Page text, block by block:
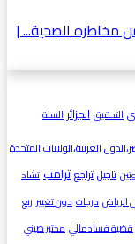
التحقيق الجزائر السلة
العربية،الولايات المتحدة
تاجيلتراجعترامب تشاد
الرياض درجات دون تغيير ربع
قضية فسادمالي مختبر صيني